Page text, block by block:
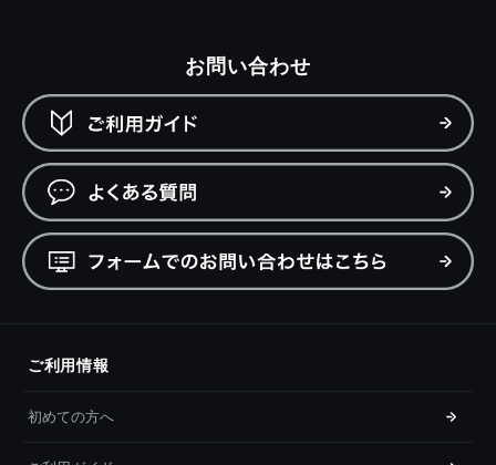
お問い合わせ
ご利用情報
初めての方へ